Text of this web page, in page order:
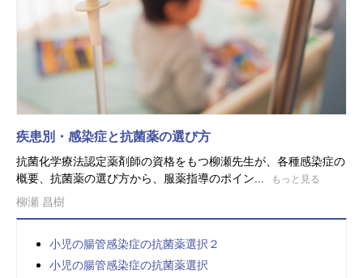
疾患別・感染症と抗菌薬の選び方
抗菌化学療法認定薬剤師の資格をもつ柳瀬先生が、各種感染症の
概要、抗菌薬の選び方から、服薬指導のポイン...
もっと見る
柳瀬 昌樹
小児の腸管感染症の抗菌薬選択２
小児の腸管感染症の抗菌薬選択